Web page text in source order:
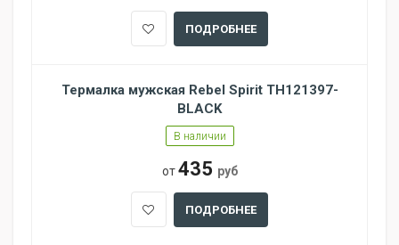
ПОДРОБНЕЕ
Термалка мужская Rebel Spirit TH121397-
BLACK
В наличии
от435 руб
ПОДРОБНЕЕ